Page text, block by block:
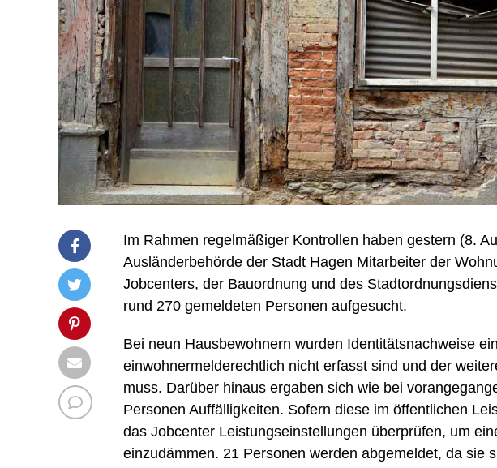
Im Rahmen regelmäßiger Kontrollen haben gestern (8.
Ausländerbehörde der Stadt Hagen Mitarbeiter der
Jobcenters, der Bauordnung und des
rund 270 gemeldeten Personen aufgesucht.
Bei neun Hausbewohnern wurden Identitätsnachweise
einwohnermelderechtlich nicht erfasst sind und der
muss. Darüber hinaus ergaben sich wie bei
Personen Auffälligkeiten. Sofern diese im öffentlichen
das Jobcenter Leistungseinstellungen überprüfen, um
einzudämmen. 21 Personen werden abgemeldet, da sie